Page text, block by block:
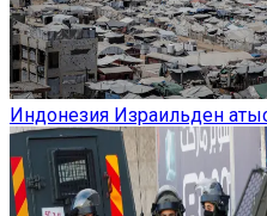
Индонезия Израильден